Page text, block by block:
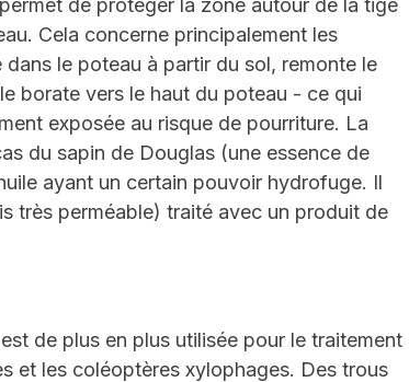
Cela concerne principalement les
le poteau à partir du sol, remonte le
borate vers le haut du poteau - ce qui
exposée au risque de pourriture. La
du sapin de Douglas (une essence de
ayant un certain pouvoir hydrofuge. Il
très perméable) traité avec un produit de
de plus en plus utilisée pour le traitement
et les coléoptères xylophages. Des trous